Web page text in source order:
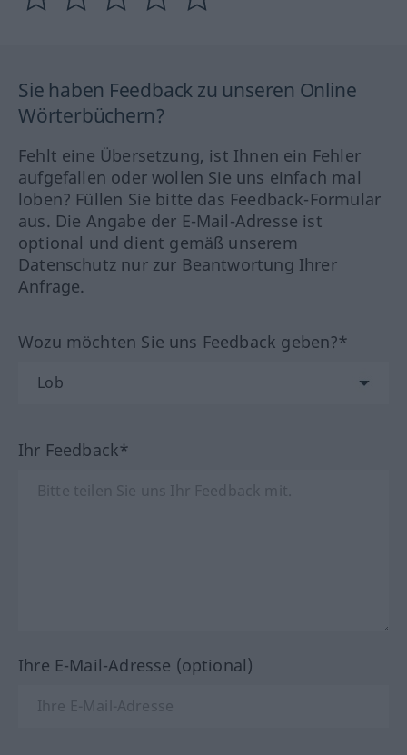
Sie haben Feedback zu unseren Online
Wörterbüchern?
Fehlt eine Übersetzung, ist Ihnen ein Fehler
aufgefallen oder wollen Sie uns einfach mal
loben? Füllen Sie bitte das Feedback-Formular
aus. Die Angabe der E-Mail-Adresse ist
optional und dient gemäß unserem
Datenschutz nur zur Beantwortung Ihrer
Anfrage.
Wozu möchten Sie uns Feedback geben?*
Ihr Feedback*
Ihre E-Mail-Adresse (optional)